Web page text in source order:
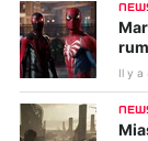
Il y